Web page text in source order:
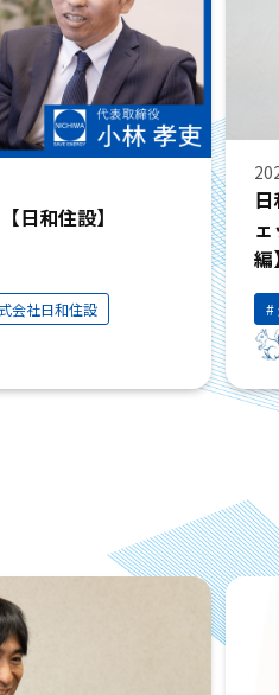
日和住設】
会社日和住設
編